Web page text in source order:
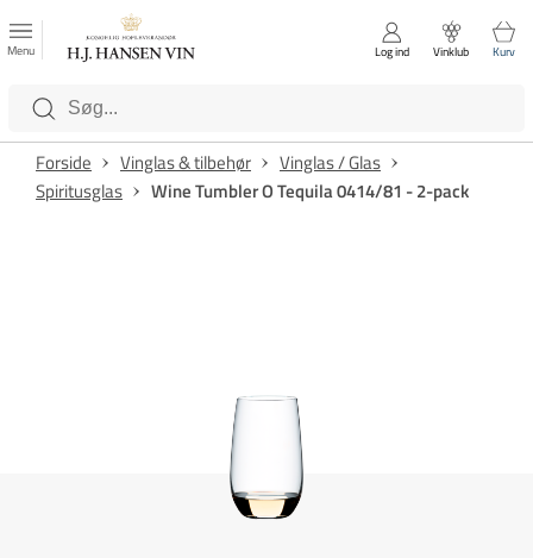
Luk
Kategorier
Menu Log ind Vinklub Kurv
Forside Vinglas & tilbehør
Vinglas / Glas
Spiritusglas
Wine Tumbler O Tequila 0414/81 - 2-pack